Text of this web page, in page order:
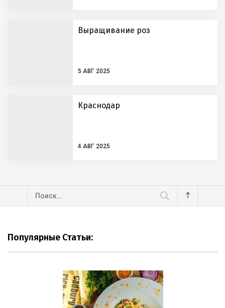
Выращивание роз
5 АВГ 2025
Краснодар
4 АВГ 2025
Найти:
Популярные Статьи: